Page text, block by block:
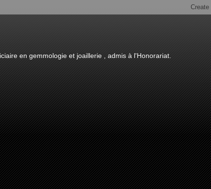
en gemmologie et joaillerie , admis à l'Honorariat.